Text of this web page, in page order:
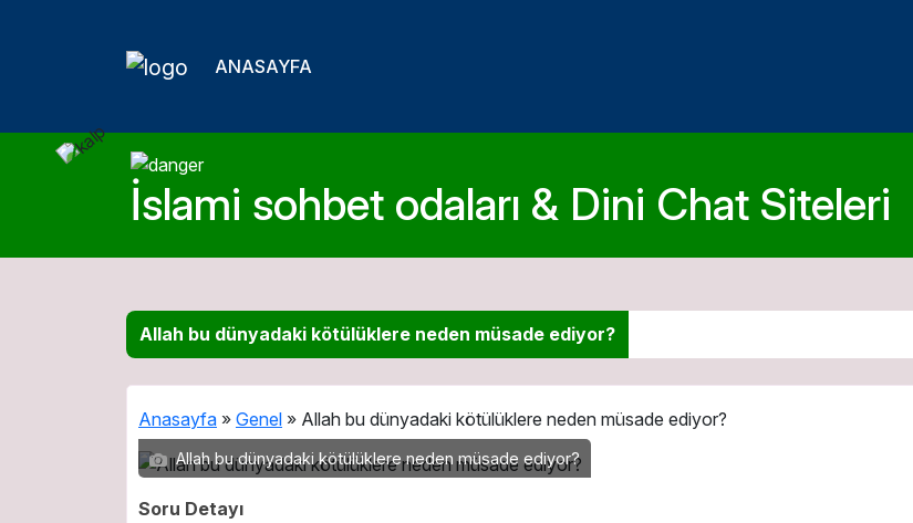
ANASAYFA
İslami sohbet odaları & Dini Chat Siteleri
Allah bu dünyadaki kötülüklere neden müsade ediyor?
Anasayfa » Genel » Allah bu dünyadaki kötülüklere neden müsade ediyor?
Allah bu dünyadaki kötülüklere neden müsade ediyor?
Soru Detayı